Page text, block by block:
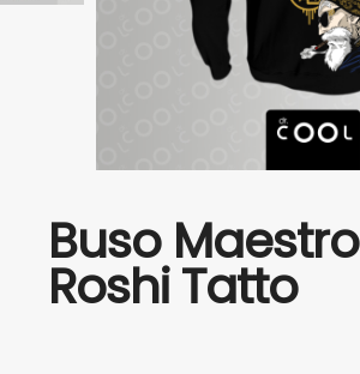
Buso Maestro
Roshi Tatto